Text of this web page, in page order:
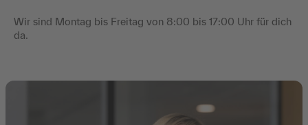
Wir sind Montag bis Freitag von 8:00 bis 17:00 Uhr für dich
da.